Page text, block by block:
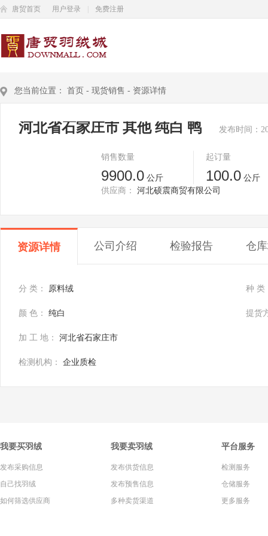
唐贸首页 用户登录 免费注册
您当前位置： 首页 - 现货销售 - 资源详情
河北省石家庄市 其他 纯白 鸭 发布时间：
销售数量
9900.0 公斤
起订量
100.0 公斤
供应商： 河北硕震商贸有限公司
资源详情 公司介绍 检验报告 仓
分 类： 原料绒 种 类
颜 色： 纯白 提货
加 工 地： 河北省石家庄市
检测机构： 企业质检
我要买羽绒
发布采购信息
自己找羽绒
如何筛选供应商
我要卖羽绒
发布供货信息
发布预售信息
多种卖货渠道
平台服务
检测服务
仓储服务
更多服务